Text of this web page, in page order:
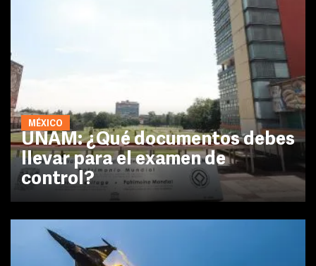
MÉXICO
UNAM: ¿Qué documentos debes
llevar para el examen de
control?